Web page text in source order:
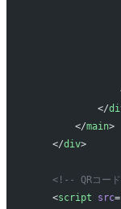
            </
        </
main>
    </
div>
<!-- QRコード
    <
script src=